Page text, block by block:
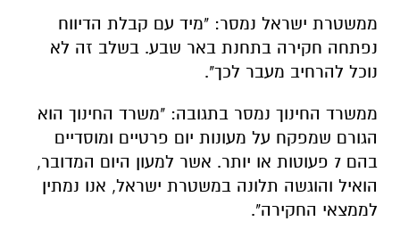
ממשטרת ישראל נמסר: "מיד עם קבלת הדיווח
נפתחה חקירה בתחנת באר שבע. בשלב זה לא
נוכל להרחיב מעבר לכך".
ממשרד החינוך נמסר בתגובה: "משרד החינוך הוא
הגורם שמפקח על מעונות יום פרטיים ומוסדיים
בהם 7 פעוטות או יותר. אשר למעון היום המדובר,
הואיל והוגשה תלונה במשטרת ישראל, אנו נמתין
לממצאי החקירה".